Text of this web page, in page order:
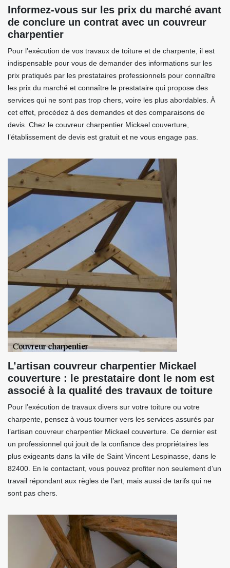
Informez-vous sur les prix du marché avant
de conclure un contrat avec un couvreur
charpentier
Pour l’exécution de vos travaux de toiture et de charpente, il est
indispensable pour vous de demander des informations sur les
prix pratiqués par les prestataires professionnels pour connaître
les prix du marché et connaître le prestataire qui propose des
services qui ne sont pas trop chers, voire les plus abordables. À
cet effet, procédez à des demandes et des comparaisons de
devis. Chez le couvreur charpentier Mickael couverture,
l’établissement de devis est gratuit et ne vous engage pas.
L’artisan couvreur charpentier Mickael
couverture : le prestataire dont le nom est
associé à la qualité des travaux de toiture
Pour l’exécution de travaux divers sur votre toiture ou votre
charpente, pensez à vous tourner vers les services assurés par
l’artisan couvreur charpentier Mickael couverture. Ce dernier est
un professionnel qui jouit de la confiance des propriétaires les
plus exigeants dans la ville de Saint Vincent Lespinasse, dans le
82400. En le contactant, vous pouvez profiter non seulement d’un
travail répondant aux règles de l’art, mais aussi de tarifs qui ne
sont pas chers.